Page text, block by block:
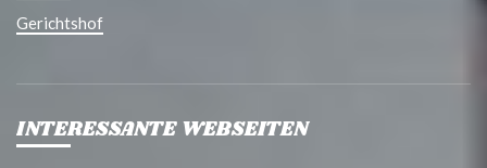
Gerichtshof
INTERESSANTE WEBSEITEN